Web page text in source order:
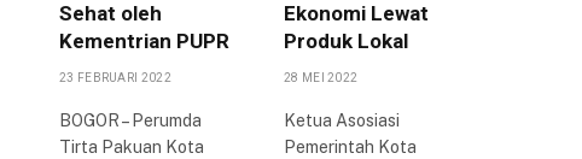
Sehat oleh
Kementrian PUPR
23 FEBRUARI 2022
BOGOR – Perumda
Tirta Pakuan Kota
Ekonomi Lewat
Produk Lokal
28 MEI 2022
Ketua Asosiasi
Pemerintah Kota